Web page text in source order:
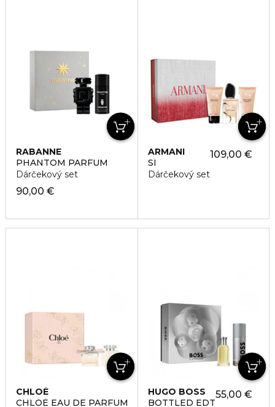
RABANNE
PHANTOM PARFUM
Dárčekový set
90,00 €
ARMANI
SÍ
Dárčekový set
109,00 €
CHLOÉ
CHLOÉ EAU DE PARFUM
HUGO BOSS
BOTTLED EDT
55,00 €